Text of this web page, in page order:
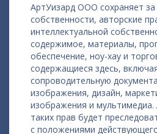
АртУизард ООО сохраняет за
собственности, авторские
интеллектуальной
содержимое, материалы,
обеспечение, ноу-хау и
содержащиеся здесь,
сопроводительную
изображения, дизайн,
изображения и
таких прав будет
с положениями